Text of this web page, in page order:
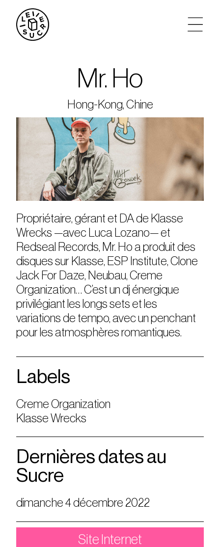
agenda
tickets
le sucre max
partenariats
privatisations
Mr. Ho
Hong-Kong, Chine
Propriétaire, gérant et DA de Klasse
Wrecks —avec Luca Lozano— et
Redseal Records, Mr. Ho a produit des
disques sur Klasse, ESP Institute, Clone
Jack For Daze, Neubau, Creme
Organization… C’est un dj énergique
privilégiant les longs sets et les
variations de tempo, avec un penchant
pour les atmosphères romantiques.
Labels
Creme Organization
Klasse Wrecks
Dernières dates au
Sucre
dimanche 4 décembre 2022
Site Internet